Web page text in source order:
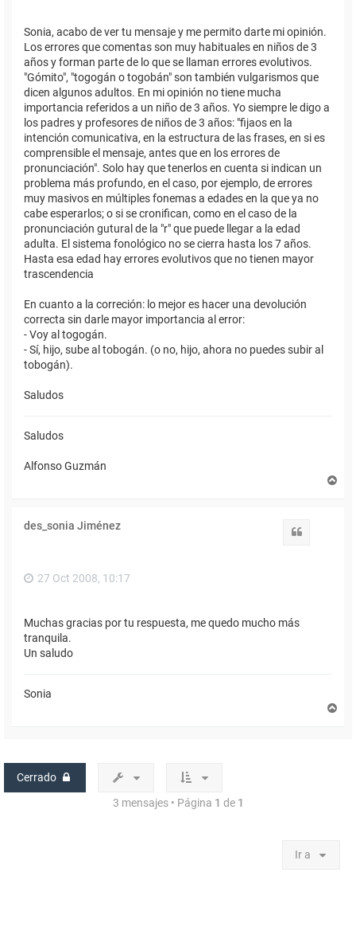
Sonia, acabo de ver tu mensaje y me permito darte mi opinión.
Los errores que comentas son muy habituales en niños de 3
años y forman parte de lo que se llaman errores evolutivos.
"Gómito", "togogán o togobán" son también vulgarismos que
dicen algunos adultos. En mi opinión no tiene mucha
importancia referidos a un niño de 3 años. Yo siempre le digo a
los padres y profesores de niños de 3 años: "fijaos en la
intención comunicativa, en la estructura de las frases, en si es
comprensible el mensaje, antes que en los errores de
pronunciación". Solo hay que tenerlos en cuenta si indican un
problema más profundo, en el caso, por ejemplo, de errores
muy masivos en múltiples fonemas a edades en la que ya no
cabe esperarlos; o si se cronifican, como en el caso de la
pronunciación gutural de la "r" que puede llegar a la edad
adulta. El sistema fonológico no se cierra hasta los 7 años.
Hasta esa edad hay errores evolutivos que no tienen mayor
trascendencia
En cuanto a la correción: lo mejor es hacer una devolución
correcta sin darle mayor importancia al error:
- Voy al togogán.
- Sí, hijo, sube al tobogán. (o no, hijo, ahora no puedes subir al
tobogán).
Saludos
Saludos
Alfonso Guzmán
des_sonia Jiménez
27 Oct 2008, 10:17
Muchas gracias por tu respuesta, me quedo mucho más
tranquila.
Un saludo
Sonia
Cerrado
3 mensajes • Página 1 de 1
Ir a